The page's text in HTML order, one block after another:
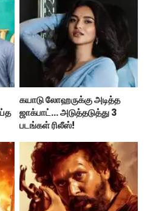
கயாடு லோஹருக்கு அடித்த
ஜாக்பாட்... அடுத்தடுத்து 3
படங்கள் ரிலீஸ்!